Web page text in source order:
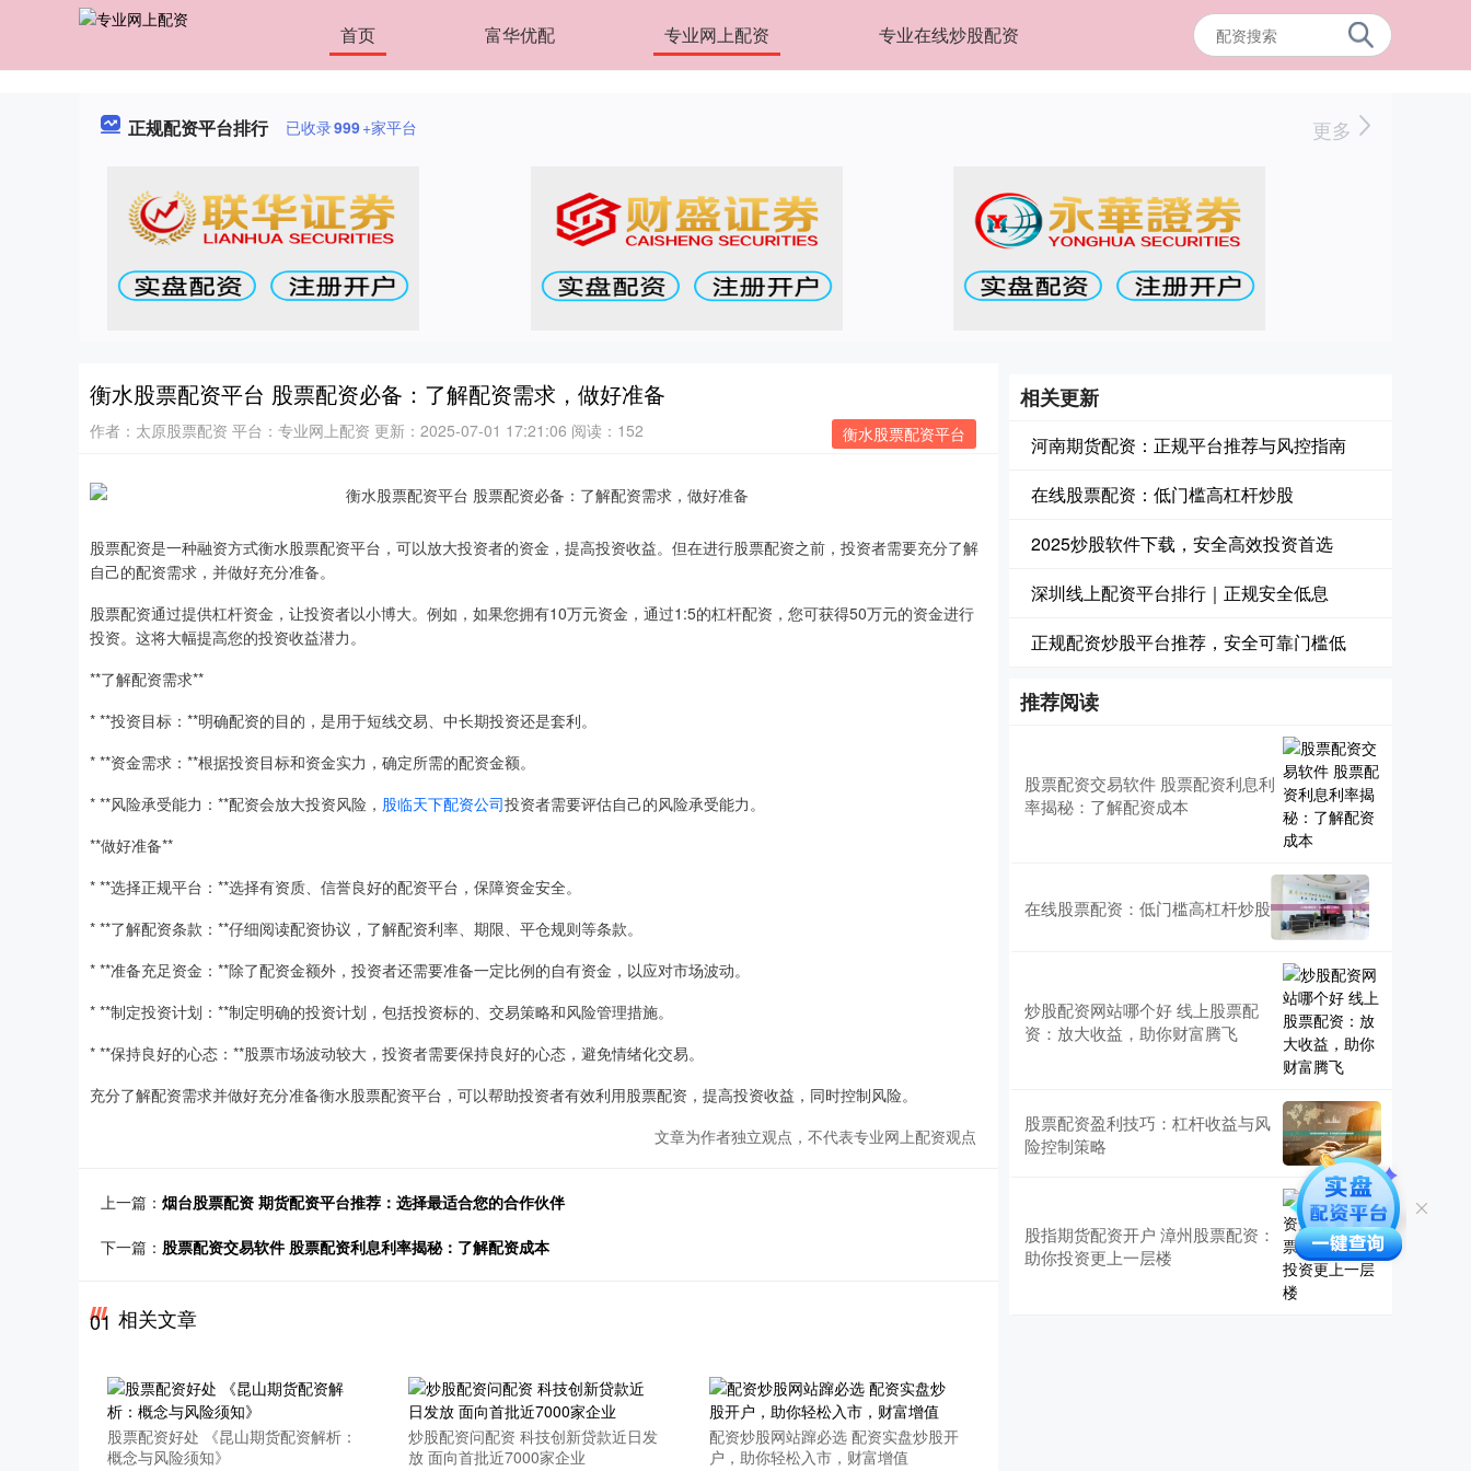
首页 富华优配 专业网上配资 专业在线炒股配资
正规配资平台排行 已收录999+家平台 更多
衡水股票配资平台 股票配资必备：了解配资需求，做好准备
衡水股票配资平台
作者：太原股票配资 平台：专业网上配资 更新：2025-07-01 17:21:06 阅读：152
股票配资是一种融资方式衡水股票配资平台，可以放大投资者的资金，提高投资收益。但在进行股票配资之前，投资者需要充分了解
自己的配资需求，并做好充分准备。
股票配资通过提供杠杆资金，让投资者以小博大。例如，如果您拥有10万元资金，通过1:5的杠杆配资，您可获得50万元的资金进行
投资。这将大幅提高您的投资收益潜力。
**了解配资需求**
* **投资目标：**明确配资的目的，是用于短线交易、中长期投资还是套利。
* **资金需求：**根据投资目标和资金实力，确定所需的配资金额。
* **风险承受能力：**配资会放大投资风险， 股临天下配资公司投资者需要评估自己的风险承受能力。
**做好准备**
* **选择正规平台：**选择有资质、信誉良好的配资平台，保障资金安全。
* **了解配资条款：**仔细阅读配资协议，了解配资利率、期限、平仓规则等条款。
* **准备充足资金：**除了配资金额外，投资者还需要准备一定比例的自有资金，以应对市场波动。
* **制定投资计划：**制定明确的投资计划，包括投资标的、交易策略和风险管理措施。
* **保持良好的心态：**股票市场波动较大，投资者需要保持良好的心态，避免情绪化交易。
充分了解配资需求并做好充分准备衡水股票配资平台，可以帮助投资者有效利用股票配资，提高投资收益，同时控制风险。
文章为作者独立观点，不代表专业网上配资观点
上一篇： 烟台股票配资 期货配资平台推荐：选择最适合您的合作伙伴
下一篇： 股票配资交易软件 股票配资利息利率揭秘：了解配资成本
01 相关文章
股票配资好处 《昆山期货配资解析：
概念与风险须知》
炒股配资问配资 科技创新贷款近日发
放 面向首批近7000家企业
配资炒股网站蹿必选 配资实盘炒股开
户，助你轻松入市，财富增值
相关更新
河南期货配资：正规平台推荐与风控指南
在线股票配资：低门槛高杠杆炒股
2025炒股软件下载，安全高效投资首选
深圳线上配资平台排行｜正规安全低息
正规配资炒股平台推荐，安全可靠门槛低
推荐阅读
股票配资交易软件 股票配资利息利
率揭秘：了解配资成本
在线股票配资：低门槛高杠杆炒股
炒股配资网站哪个好 线上股票配
资：放大收益，助你财富腾飞
股票配资盈利技巧：杠杆收益与风
险控制策略
股指期货配资开户 漳州股票配资：
助你投资更上一层楼